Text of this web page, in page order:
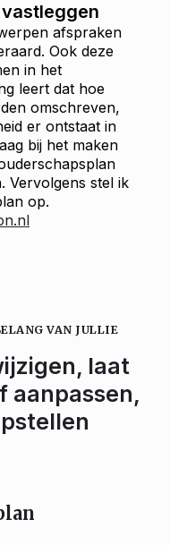
afspraken
Ook deze
in het
leert dat hoe
omschreven,
er ontstaat in
bij het maken
Vervolgens stel ik
op.
VAN JULLIE
laat
aanpassen,